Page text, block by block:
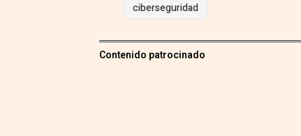
ciberseguridad
Contenido patrocinado